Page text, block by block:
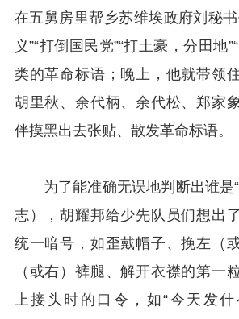
在五舅房里帮乡苏维埃政府刘秘
义”“打倒国民党”“打土豪，分田地
类的革命标语；晚上，他就带领
胡里秋、余代柄、余代松、郑家
伴摸黑出去张贴、散发革命标语。
为了能准确无误地判断出谁是
志），胡耀邦给少先队员们想出
统一暗号，如歪戴帽子、挽左（
（或右）裤腿、解开衣襟的第一
上接头时的口令，如“今天发什